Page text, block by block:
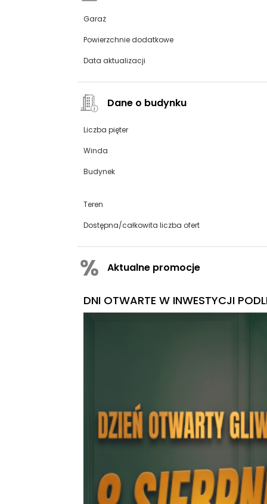
Garaż
Powierzchnie dodatkowe
Data aktualizacji
Dane o budynku
Liczba pięter
Winda
Budynek
Teren
Dostępna/całkowita liczba ofert
Aktualne promocje
DNI OTWARTE W INWESTYCJI